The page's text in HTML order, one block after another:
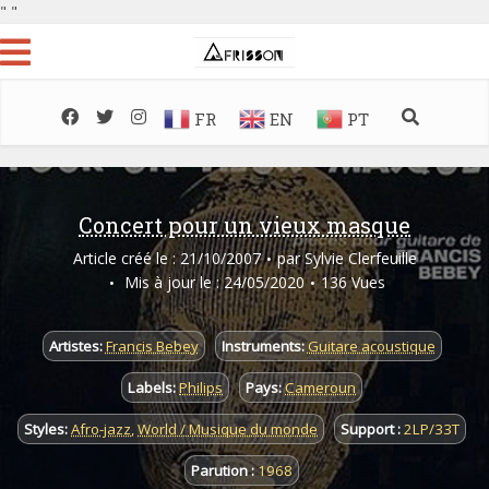
" "
FR EN PT
Concert pour un vieux masque
Article créé le : 21/10/2007 par Sylvie Clerfeuille
Mis à jour le : 24/05/2020
136 Vues
Artistes:Francis Bebey Instruments:Guitare acoustique
Labels:Philips Pays:Cameroun
Styles:Afro-jazz,World / Musique du monde Support :2LP/33T
Parution :1968